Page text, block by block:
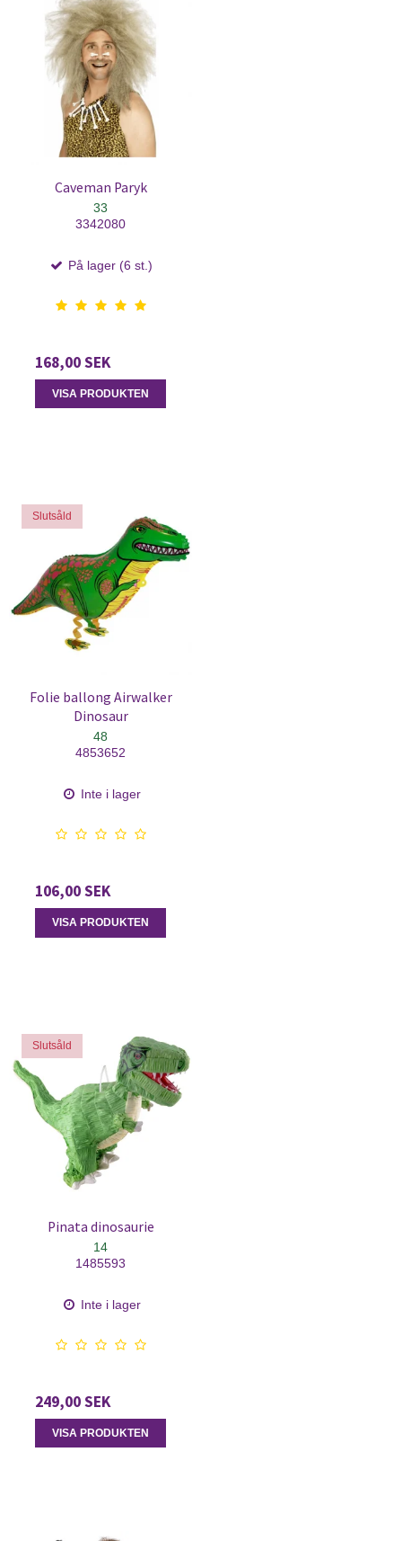
Caveman Paryk
33
3342080
På lager (6 st.)
168,00 SEK
VISA PRODUKTEN
Slutsåld
Folie ballong Airwalker
Dinosaur
48
4853652
Inte i lager
106,00 SEK
VISA PRODUKTEN
Slutsåld
Pinata dinosaurie
14
1485593
Inte i lager
249,00 SEK
VISA PRODUKTEN